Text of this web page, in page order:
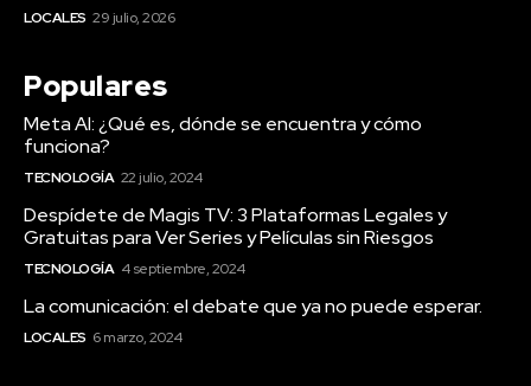
LOCALES 29 julio, 2026
Populares
Meta AI: ¿Qué es, dónde se encuentra y cómo
funciona?
TECNOLOGÍA 22 julio, 2024
Despídete de Magis TV: 3 Plataformas Legales y
Gratuitas para Ver Series y Películas sin Riesgos
TECNOLOGÍA 4 septiembre, 2024
La comunicación: el debate que ya no puede esperar.
LOCALES 6 marzo, 2024